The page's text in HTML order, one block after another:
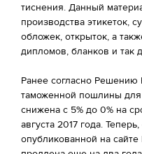
тиснения. Данный
производства этикеток,
обложек, открыток, а
дипломов, бланков и так
Ранее согласно Решению
таможенной пошлины
снижена с 5% до 0% на
августа 2017 года.
опубликованной на